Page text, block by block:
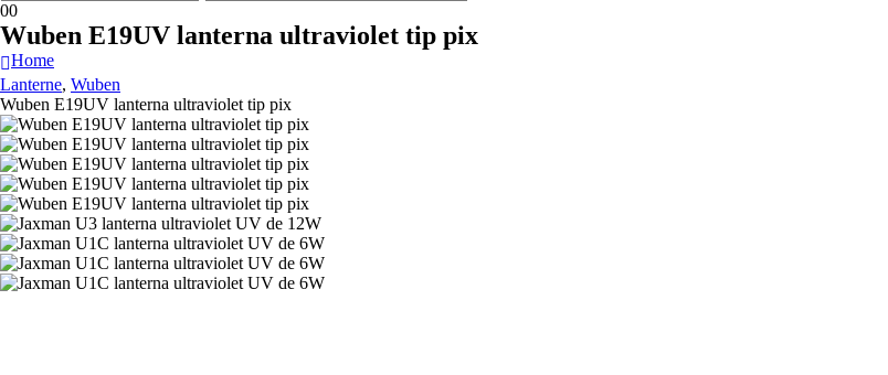
00
Wuben E19UV lanterna ultraviolet tip pix
Home
Lanterne, Wuben
Wuben E19UV lanterna ultraviolet tip pix